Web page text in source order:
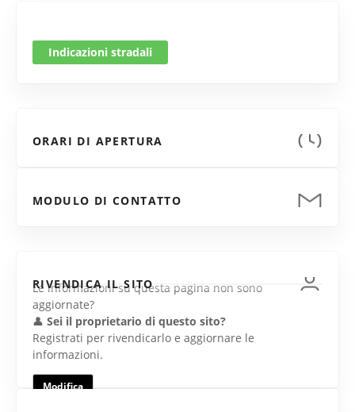
Indicazioni stradali
ORARI DI APERTURA
MODULO DI CONTATTO
RIVENDICA IL SITO
Le informazioni su questa pagina non sono
aggiornate?
👤 Sei il proprietario di questo sito?
Registrati per rivendicarlo e aggiornare le
informazioni.
Modifica